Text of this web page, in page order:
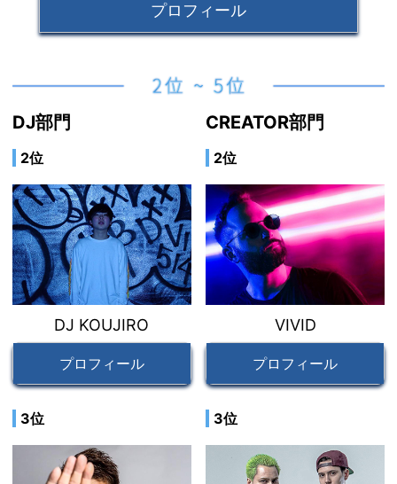
プロフィール
DJ部門
2位
DJ KOUJIRO
プロフィール
3位
CREATOR部門
2位
VIVID
プロフィール
3位